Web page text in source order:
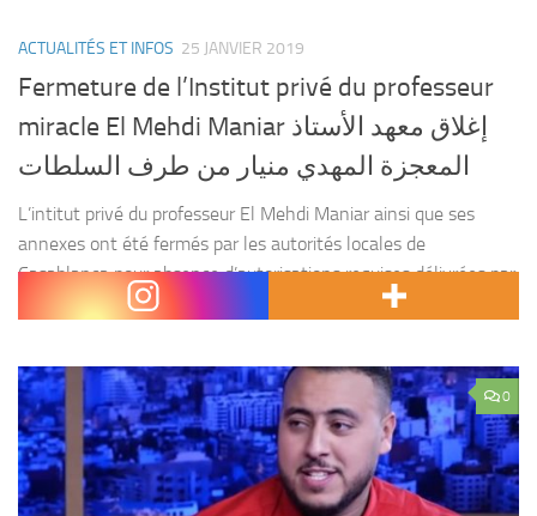
ACTUALITÉS ET INFOS 25 JANVIER 2019
Fermeture de l’Institut privé du professeur
miracle El Mehdi Maniar إغلاق معهد الأستاذ
المعجزة المهدي منيار من طرف السلطات
L’intitut privé du professeur El Mehdi Maniar ainsi que ses
annexes ont été fermés par les autorités locales de
Casablanca pour absence d’autorisations requises délivrées par
le département de tutelle. Le ministère de l’Education...
0